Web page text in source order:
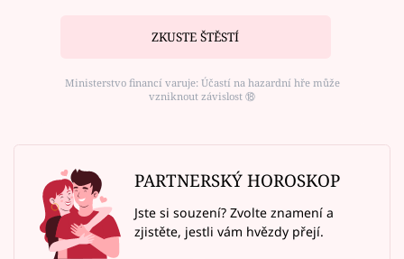
ZKUSTE ŠTĚSTÍ
Ministerstvo financí varuje: Účastí na hazardní hře může
vzniknout závislost ⑱
PARTNERSKÝ HOROSKOP
Jste si souzení? Zvolte znamení a
zjistěte, jestli vám hvězdy přejí.